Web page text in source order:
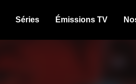
Séries Émissions TV